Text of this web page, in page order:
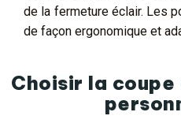
de la fermeture éclair. Les
de façon ergonomique et
Choisir la coupe